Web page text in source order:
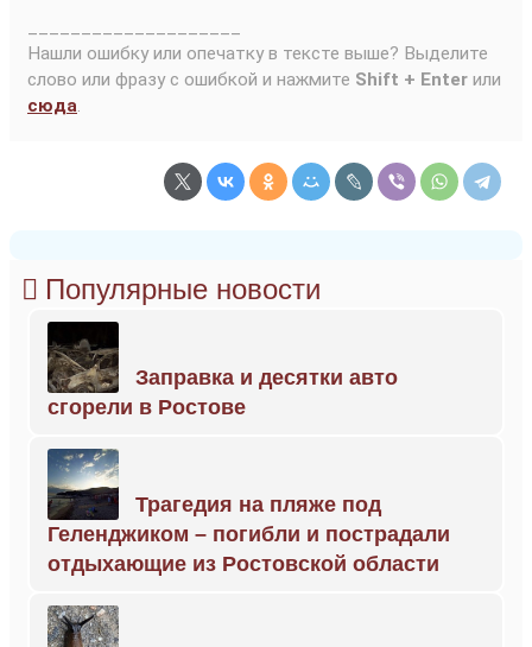
Нашли ошибку или опечатку в тексте выше? Выделите
слово или фразу с ошибкой и нажмите Shift + Enter или
сюда
Популярные новости
Заправка и десятки авто
сгорели в Ростове
Трагедия на пляже под
Геленджиком – погибли и пострадали
отдыхающие из Ростовской области